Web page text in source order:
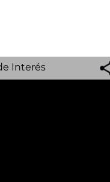
Interés